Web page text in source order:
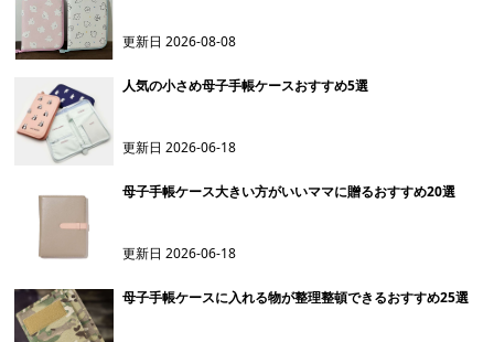
更新日2026-08-08
人気の小さめ母子手帳ケースおすすめ5選
更新日2026-06-18
母子手帳ケース大きい方がいいママに贈るおすすめ20選
更新日2026-06-18
母子手帳ケースに入れる物が整理整頓できるおすすめ25選